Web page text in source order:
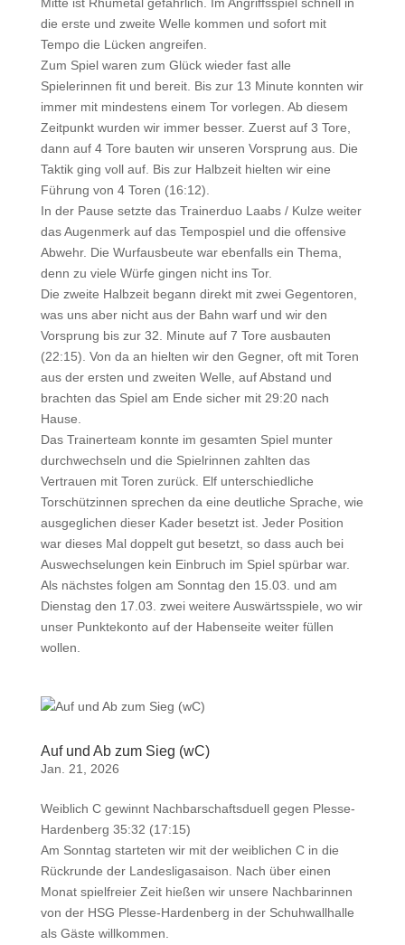
die erste und zweite Welle kommen und sofort mit
Tempo die Lücken angreifen.
Zum Spiel waren zum Glück wieder fast alle
Spielerinnen fit und bereit. Bis zur 13 Minute konnten wir
immer mit mindestens einem Tor vorlegen. Ab diesem
Zeitpunkt wurden wir immer besser. Zuerst auf 3 Tore,
dann auf 4 Tore bauten wir unseren Vorsprung aus. Die
Taktik ging voll auf. Bis zur Halbzeit hielten wir eine
Führung von 4 Toren (16:12).
In der Pause setzte das Trainerduo Laabs / Kulze weiter
das Augenmerk auf das Tempospiel und die offensive
Abwehr. Die Wurfausbeute war ebenfalls ein Thema,
denn zu viele Würfe gingen nicht ins Tor.
Die zweite Halbzeit begann direkt mit zwei Gegentoren,
was uns aber nicht aus der Bahn warf und wir den
Vorsprung bis zur 32. Minute auf 7 Tore ausbauten
(22:15). Von da an hielten wir den Gegner, oft mit Toren
aus der ersten und zweiten Welle, auf Abstand und
brachten das Spiel am Ende sicher mit 29:20 nach
Hause.
Das Trainerteam konnte im gesamten Spiel munter
durchwechseln und die Spielrinnen zahlten das
Vertrauen mit Toren zurück. Elf unterschiedliche
Torschützinnen sprechen da eine deutliche Sprache, wie
ausgeglichen dieser Kader besetzt ist. Jeder Position
war dieses Mal doppelt gut besetzt, so dass auch bei
Auswechselungen kein Einbruch im Spiel spürbar war.
Als nächstes folgen am Sonntag den 15.03. und am
Dienstag den 17.03. zwei weitere Auswärtsspiele, wo wir
unser Punktekonto auf der Habenseite weiter füllen
wollen.
Auf und Ab zum Sieg (wC)
Jan. 21, 2026
Weiblich C gewinnt Nachbarschaftsduell gegen Plesse-
Hardenberg 35:32 (17:15)
Am Sonntag starteten wir mit der weiblichen C in die
Rückrunde der Landesligasaison. Nach über einen
Monat spielfreier Zeit hießen wir unsere Nachbarinnen
von der HSG Plesse-Hardenberg in der Schuhwallhalle
als Gäste willkommen.